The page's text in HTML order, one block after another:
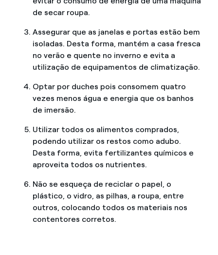
de secar roupa.
Assegurar que as janelas e portas estão bem
isoladas. Desta forma, mantém a casa fresca
no verão e quente no inverno e evita a
utilização de equipamentos de climatização.
Optar por duches pois consomem quatro
vezes menos água e energia que os banhos
de imersão.
Utilizar todos os alimentos comprados,
podendo utilizar os restos como adubo.
Desta forma, evita fertilizantes químicos e
aproveita todos os nutrientes.
Não se esqueça de reciclar o papel, o
plástico, o vidro, as pilhas, a roupa, entre
outros, colocando todos os materiais nos
contentores corretos.